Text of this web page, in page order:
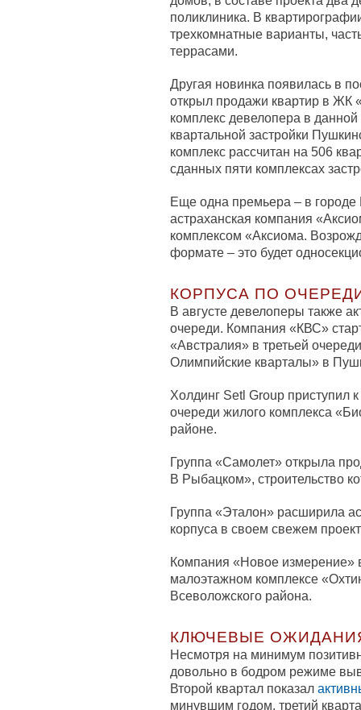
поликлиника. В
трехкомнатные варианты,
террасами.
Другая новинка появилась в
открыл продажи квартир в ЖК
комплекс девелопера в данной
квартальной застройки
комплекс рассчитан на 506
сданных пяти комплексах
Еще одна премьера – в городе
астраханская компания
комплексом «Аксиома.
формате – это будет
КОРПУСА ПО
В августе девелоперы также
очереди. Компания «КВС»
«Австралия» в третьей
Олимпийские кварталы» в
Холдинг Setl Group приступил
очереди жилого комплекса
районе.
Группа «Самолет» открыла
В Рыбацком», строительство
Группа «Эталон» расширила
корпуса в своем свежем
Компания «Новое измерение»
малоэтажном комплексе
Всеволожского района.
КЛЮЧЕВЫЕ
Несмотря на минимум
довольно в бодром режиме
Второй квартал показал
минувшим годом, третий